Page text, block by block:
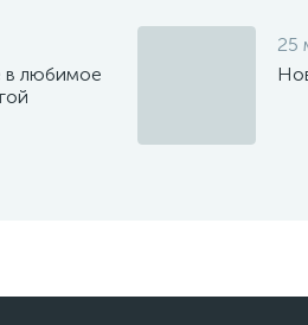
в любимое
25